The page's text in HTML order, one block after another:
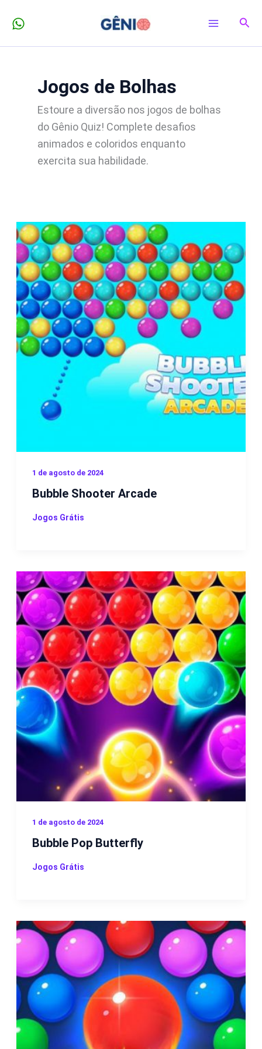
para
Jogos de Bolhas
Estoure a diversão nos jogos de bolhas
do Gênio Quiz! Complete desafios
animados e coloridos enquanto
exercita sua habilidade.
1 de agosto de 2024
Bubble Shooter Arcade
Jogos Grátis
1 de agosto de 2024
Bubble Pop Butterfly
Jogos Grátis